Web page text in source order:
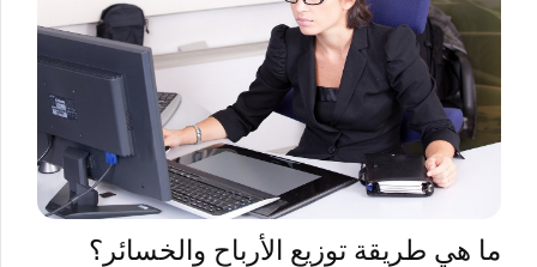
ما هي طريقة توزيع الأرباح والخسائر؟